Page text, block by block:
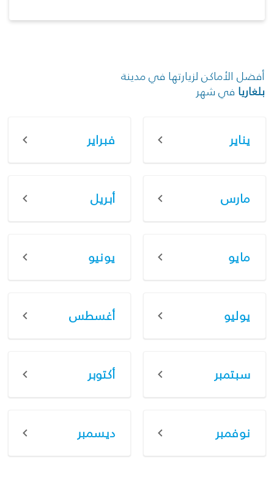
أفضل الأماكن لزيارتها في مدينة
بلغاريا في شهر
يناير فبراير
مارس أبريل
مايو يونيو
يوليو أغسطس
سبتمبر أكتوبر
نوفمبر ديسمبر